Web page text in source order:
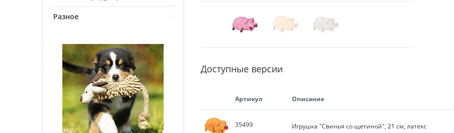
Разное
Доступные версии
Артикул Описание
35499 Игрушка "Свинья со щетиной", 21 см, латекс